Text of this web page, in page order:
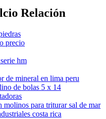
Relación
precio
hm
de mineral en lima peru
de bolas 5 x 14
molinos para triturar sal de mar
costa rica